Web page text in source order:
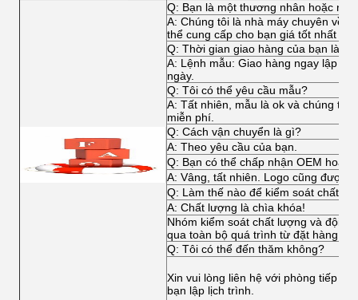
Q: Bạn là một thương nhân hoặc
A: Chúng tôi là nhà máy chuyên về
thể cung cấp cho bạn giá tốt nhất và
Q: Thời gian giao hàng của bạn là
A: Lệnh mẫu: Giao hàng ngay lập
ngày.
Q: Tôi có thể yêu cầu mẫu?
A: Tất nhiên, mẫu là ok và chúng tôi
miễn phí.
Q: Cách vận chuyển là gì?
A: Theo yêu cầu của bạn.
Q: Bạn có thể chấp nhận OEM hoặc
A: Vâng, tất nhiên. Logo cũng được
Q: Làm thế nào để kiểm soát chất
A: Chất lượng là chìa khóa!
Nhóm kiểm soát chất lượng và đội
qua toàn bộ quá trình từ đặt hàng
Q: Tôi có thể đến thăm không?
Xin vui lòng liên hệ với phòng tiếp
bạn lập lịch trình.